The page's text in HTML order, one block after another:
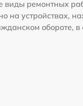
виды ремонтных
на устройствах,
обороте, в